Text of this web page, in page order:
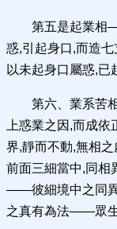
第五是起業
惑,引起身口,而造
以未起身口屬惑,已
第六、業系苦
上惑業之因,而成
界,靜而不動,無相
前面三細當中,同相
——彼細境中之同異
之真有為法——眾生